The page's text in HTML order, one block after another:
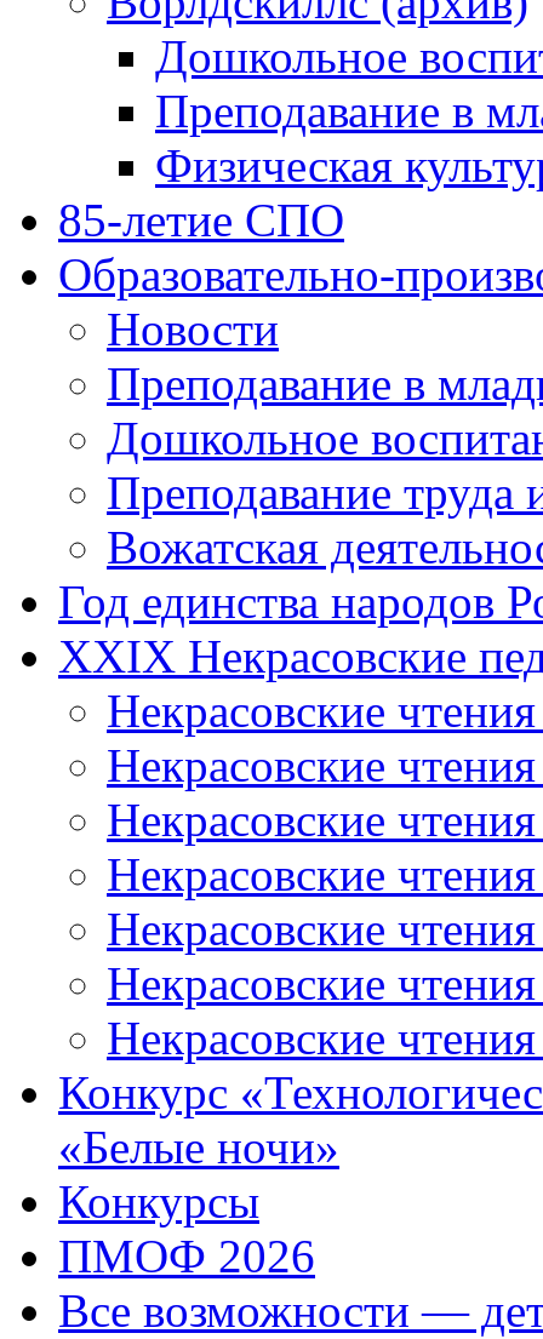
Дошкольное
Преподавание в
Физическая
85-летие СПО
Образовательно-
Новости
Преподавание в
Дошкольное
Преподавание труда
Вожатская
Год единства народов
XXIX Некрасовские
Некрасовские
Некрасовские
Некрасовские
Некрасовские
Некрасовские
Некрасовские
Некрасовские
Конкурс
«Белые ночи»
Конкурсы
ПМОФ 2026
Все возможности —